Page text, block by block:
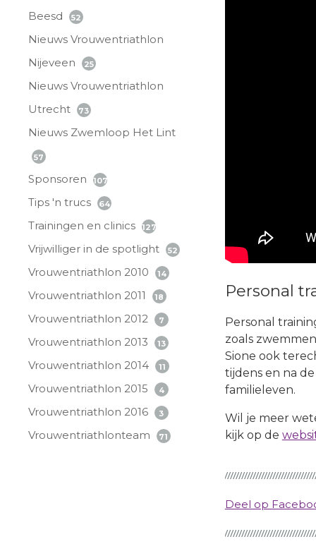
Beesd
52
Nieuws Vrouwentriathlon
Nijeveen
25
Nieuws Vrouwentriathlon
Utrecht
73
Nieuws Zwemloop Het Lint
57
Sponsoren 107
Tips 'n trucs 64
Trainingen en clinics 127
Vrijwilliger in de spotlight 52
Vrouwentriathlon 2010 14
Vrouwentriathlon 2011 18
Vrouwentriathlon 2012 7
Vrouwentriathlon 2013 13
Vrouwentriathlon 2014 11
Vrouwentriathlon 2015 4
Vrouwentriathlon 2016 3
Vrouwentriathlonteam 71
Personal
Personal
zoals
Sione ook
tijdens en na
familieleven.
Wil je meer
kijk op de
Deel op